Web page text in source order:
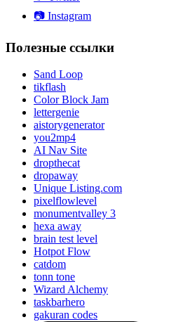
📷 Instagram
Полезные ссылки
Sand Loop
tikflash
Color Block Jam
lettergenie
aistorygenerator
you2mp4
AI Nav Site
dropthecat
dropaway
Unique Listing.com
pixelflowlevel
monumentvalley 3
hexa away
brain test level
Hotpot Flow
catdom
tonn tone
Wizard Alchemy
taskbarhero
gakuran codes